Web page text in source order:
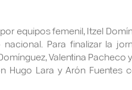
equipos femenil, Itzel
Para finalizar la
Valentina Pacheco
Hugo Lara y Arón Fuentes